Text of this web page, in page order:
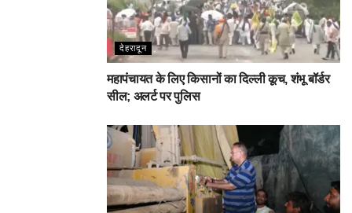
देहरादून
महापंचायत के लिए किसानों का दिल्ली कूच, शंभू बॉर्डर
सील; अलर्ट पर पुलिस